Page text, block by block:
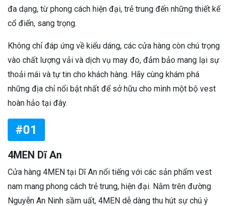
đa dạng, từ phong cách hiện đại, trẻ trung đến những thiết kế
cổ điển, sang trọng.
Không chỉ đáp ứng về kiểu dáng, các cửa hàng còn chú trọng
vào chất lượng vải và dịch vụ may đo, đảm bảo mang lại sự
thoải mái và tự tin cho khách hàng. Hãy cùng khám phá
những địa chỉ nổi bật nhất để sở hữu cho mình một bộ vest
hoàn hảo tại đây.
#01
4MEN Dĩ An
Cửa hàng 4MEN tại Dĩ An nổi tiếng với các sản phẩm vest
nam mang phong cách trẻ trung, hiện đại. Nằm trên đường
Nguyễn An Ninh sầm uất, 4MEN dễ dàng thu hút sự chú ý